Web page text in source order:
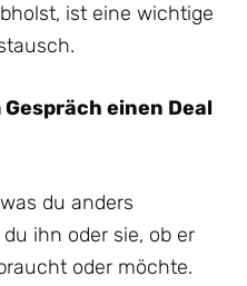
ist eine wichtige
einen Deal
du anders
ihn oder sie, ob er
oder möchte.